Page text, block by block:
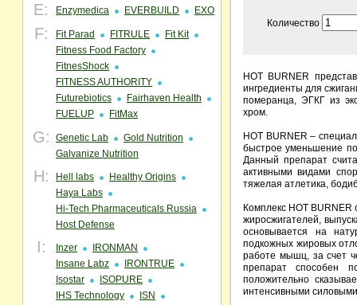
E: Enzymedica EVERBUILD EXO
F: Fit Parad FITRULE
Fit Kit
Fitness Food Factory
FitnesShock
FITNESS AUTHORITY
Futurebiotics
Fairhaven Health
FUELUP
FitMax
G: Genetic Lab
Gold Nutrition
Galvanize Nutrition
H: Hell labs
Healthy Origins
Haya Labs
Hi-Tech Pharmaceuticals Russia
Host Defense
I: Inzer
IRONMAN
Insane Labz
IRONTRUE
Isostar
ISOPURE
IHS Technology
ISN
Количество
HOT BURNER
ингредиенты для
померанца, ЭГКГ из
хром.
HOT BURNER –
быстрое уменьшение
Данный препарат
активными видами
тяжелая атлетика,
Комплекс HOT
жиросжигателей,
основывается на
подкожных жировых
работе мышц, за счет
препарат способен
положительно
интенсивными